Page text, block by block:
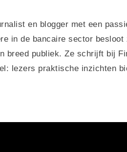
en blogger met een
in de bancaire sector
breed publiek. Ze schrijft bij
lezers praktische inzichten